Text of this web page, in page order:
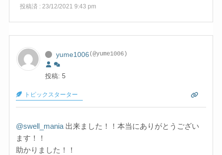
投稿済 : 23/12/2021 9:43 pm
yume1006 (@yume1006)
投稿: 5
トピックスターター
@swell_mania出来ました！！本当にありがとうござい
ます！！
助かりました！！